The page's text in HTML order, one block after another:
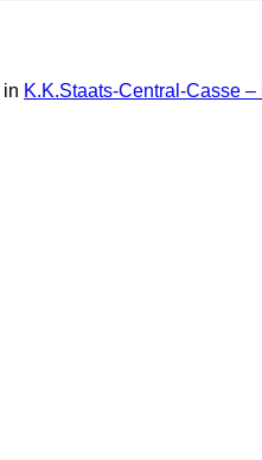
in K.K.Staats-Central-Casse